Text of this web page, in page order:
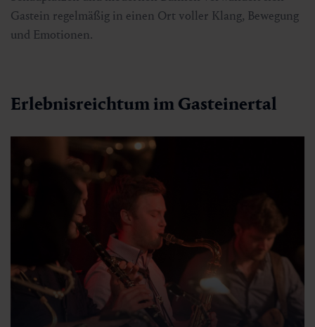
Gastein regelmäßig in einen Ort voller Klang, Bewegung
und Emotionen.
Erlebnisreichtum im Gasteinertal